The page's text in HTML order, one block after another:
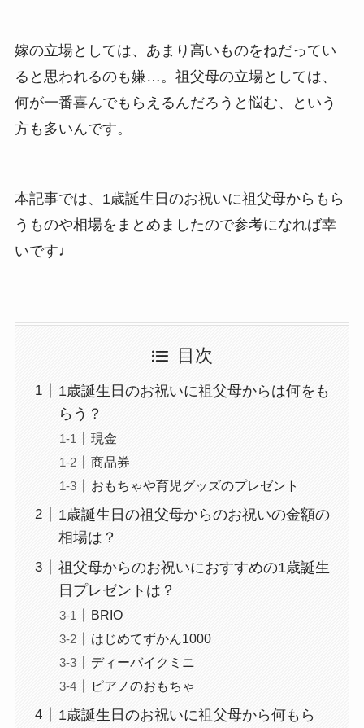
嫁の立場としては、あまり高いものをねだってい
ると思われるのも嫌…。祖父母の立場としては、
何が一番喜んでもらえるんだろうと悩む、という
方も多いんです。
本記事では、1歳誕生日のお祝いに祖父母からもら
うものや相場をまとめましたので参考になれば幸
いです♩
目次
1歳誕生日のお祝いに祖父母からは何をも
らう？
現金
商品券
おもちゃや育児グッズのプレゼント
1歳誕生日の祖父母からのお祝いの金額の
相場は？
祖父母からのお祝いにおすすめの1歳誕生
日プレゼントは？
BRIO
はじめてずかん1000
ディーバイクミニ
ピアノのおもちゃ
1歳誕生日のお祝いに祖父母から何もら